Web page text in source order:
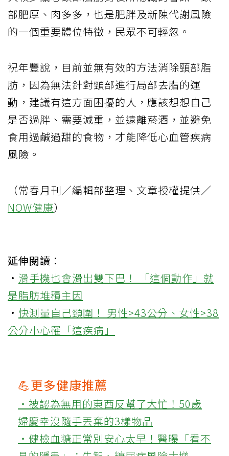
部肥厚、肉多多，也是肥胖及新陳代謝風險
的一個重要體位特徵，民眾不可輕忽。
祝年豐說，目前並無有效的方法消除頸部脂
肪，因為無法針對頸部進行局部去脂的運
動，建議有這方面困擾的人，應該想想自己
是否過胖、需要減重，並遠離菸酒，並避免
食用過鹹過甜的食物，才能降低心血管疾病
風險。
（常春月刊／編輯部整理、文章授權提供／
NOW健康）
延伸閱讀：
· 滑手機也會滑出雙下巴！ 「這個動作」就
是脂肪堆積主因
· 快測量自己頸圍！ 男性>43公分、女性>38
公分小心罹「這疾病」
💪更多健康推薦
‧被認為無用的東西反幫了大忙！50歲
婦慶幸沒隨手丟棄的3樣物品
‧健檢血糖正常別安心太早！醫曝「看不